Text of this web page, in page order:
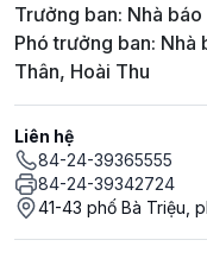
Trưởng ban: Nhà báo
Phó trưởng ban: Nhà
Thân, Hoài Thu
Liên hệ
84-24-39365555
84-24-39342724
41-43 phố Bà Triệu,